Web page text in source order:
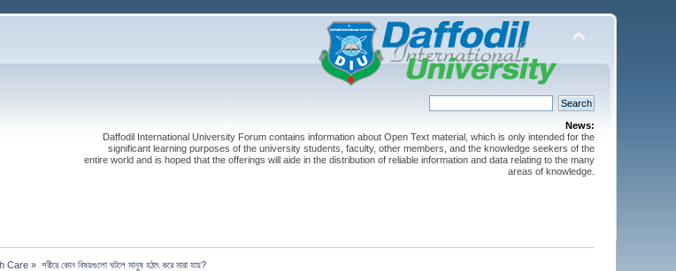
News:
Daffodil International University Forum contains information about Open Text material, which is only intended for the
significant learning purposes of the university students, faculty, other members, and the knowledge seekers of the
entire world and is hoped that the offerings will aide in the distribution of reliable information and data relating to the many
areas of knowledge.
Care » শরীরে কোন বিষয়গুলো ঘটলে মানুষ হঠাৎ করে মারা যায়?